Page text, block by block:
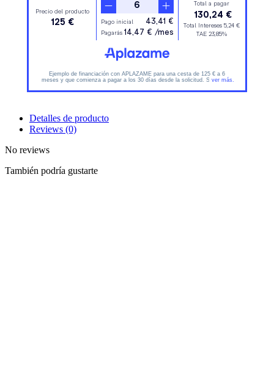
Detalles de producto
Reviews (0)
No reviews
También podría gustarte